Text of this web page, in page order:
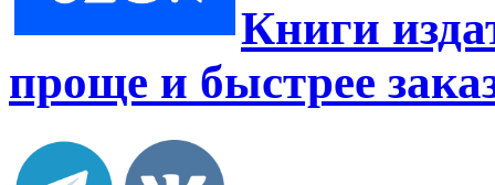
Книги
проще и быстрее